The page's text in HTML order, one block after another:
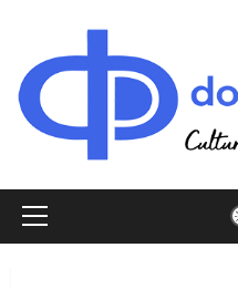
contenido
Menú